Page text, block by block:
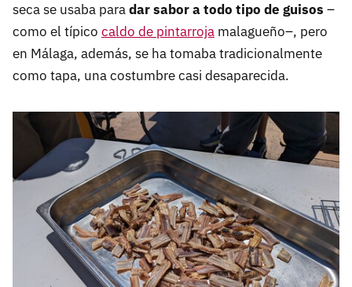
seca se usaba paradar sabor a todo tipo de guisos –
como el típico caldo de pintarroja malagueño–, pero
en Málaga, además, se ha tomaba tradicionalmente
como tapa, una costumbre casi desaparecida.